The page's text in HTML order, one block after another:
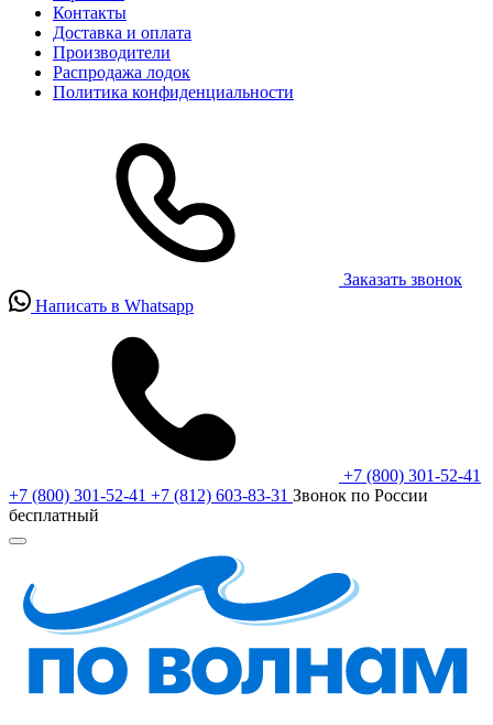
Контакты
Доставка и оплата
Производители
Распродажа лодок
Политика конфиденциальности
Заказать звонок
Написать в Whatsapp
+7 (800) 301-52-41
+7 (800) 301-52-41 +7 (812) 603-83-31 Звонок по России
бесплатный